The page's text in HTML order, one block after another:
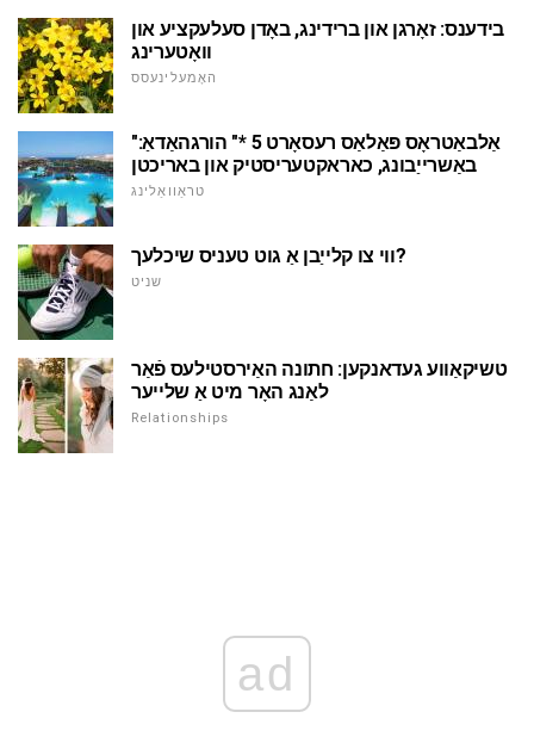
בידענס: זאָרגן און ברידינג, באָדן סעלעקציע און
וואָטערינג
האָמעלינעסס
"אַלבאַטראָס פּאַלאַס רעסאָרט 5 *" הורגהאַדאַ:
באַשרייַבונג, כאראקטעריסטיק און באריכטן
טראַוואַלינג
ווי צו קלייַבן אַ גוט טעניס שיכלעך?
שניט
טשיקאַווע געדאנקען: חתונה האַירסטילעס פֿאַר
לאַנג האָר מיט אַ שלייער
Relationships
ad